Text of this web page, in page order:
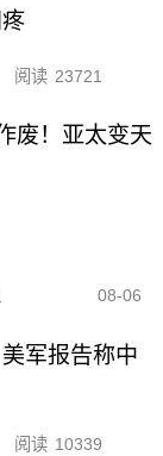
阅读 23721
废！亚太变天
08-06
军报告称中
阅读 10339